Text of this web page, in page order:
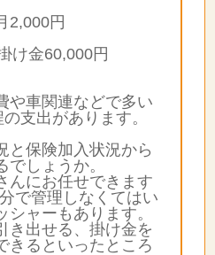
2,000円
け金60,000円
や車関連などで多い
支出があります。
と保険加入状況から
でしょうか。
んにお任せできます
で管理しなくてはい
ャーもあります。
き出せる、掛け金を
きるといったところ